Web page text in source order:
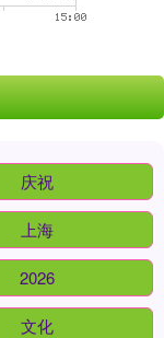
庆祝
上海
2026
文化